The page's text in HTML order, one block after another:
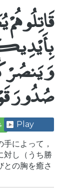
قَاتِلُوهُمْ
صُدُورَ
Play
によって，
対し（うち勝
との胸を癒さ